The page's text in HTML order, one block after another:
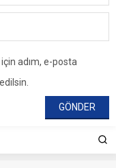
adım, e-posta